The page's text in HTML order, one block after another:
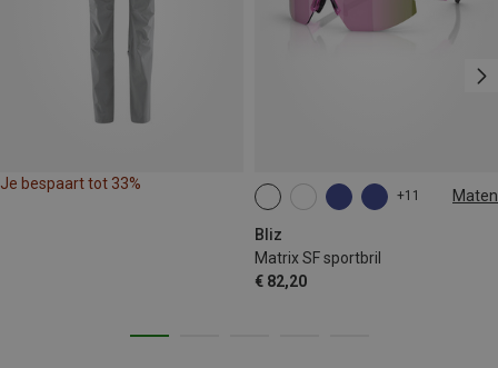
Je bespaart tot 33%
+11 Maten
Bliz
Matrix SF sportbril
€ 82,20
ONE SIZE